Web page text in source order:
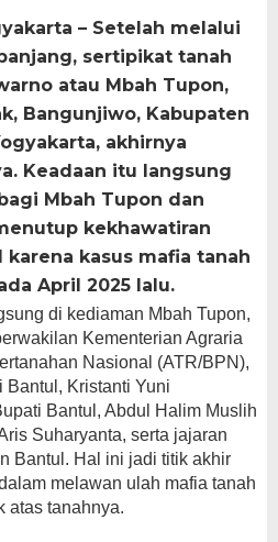
– Setelah melalui
sertipikat tanah
atau Mbah Tupon,
Bangunjiwo, Kabupaten
akhirnya
Keadaan itu langsung
Mbah Tupon dan
kekhawatiran
kasus mafia tanah
April 2025 lalu.
di kediaman Mbah Tupon,
Kementerian Agraria
Nasional (ATR/BPN),
Bantul, Kristanti Yuni
Bantul, Abdul Halim Muslih
Suharyanta, serta jajaran
Bantul. Hal ini jadi titik akhir
melawan ulah mafia tanah
atas tanahnya.